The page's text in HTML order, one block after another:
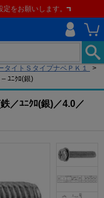
をお願いします。
タイトＳタイプナベＰＫ１
>
ﾕﾆｸﾛ(銀)
／ﾕﾆｸﾛ(銀)／4.0／